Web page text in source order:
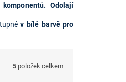
Odolají
v bílé barvě pro
5 položek celkem